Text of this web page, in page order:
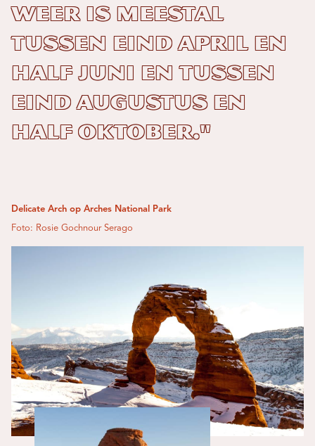
weer is meestal
tussen eind april en
half juni en tussen
eind augustus en
half oktober."
Delicate Arch op Arches National Park
Foto: Rosie Gochnour Serago